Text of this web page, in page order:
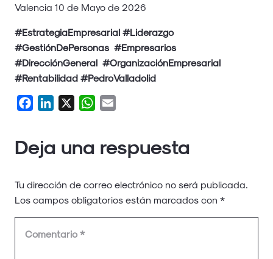
Valencia 10 de Mayo de 2026
#EstrategiaEmpresarial #Liderazgo
#GestiónDePersonas #Empresarios
#DirecciónGeneral #OrganizaciónEmpresarial
#Rentabilidad #PedroValladolid
FacebookLinkedIn WhatsApp
Deja una respuesta
Tu dirección de correo electrónico no será publicada.
Los campos obligatorios están marcados con *